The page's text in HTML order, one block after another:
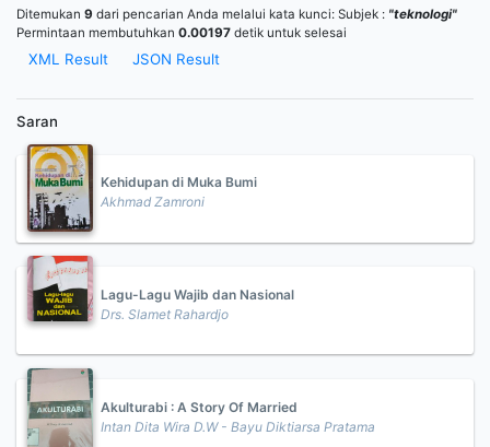
Ditemukan 9 dari pencarian Anda melalui kata kunci: Subjek : "teknologi"
Permintaan membutuhkan 0.00197 detik untuk selesai
XML Result JSON Result
Saran
Kehidupan di Muka Bumi
Akhmad Zamroni
Lagu-Lagu Wajib dan Nasional
Drs. Slamet Rahardjo
Akulturabi : A Story Of Married
Intan Dita Wira D.W - Bayu Diktiarsa Pratama